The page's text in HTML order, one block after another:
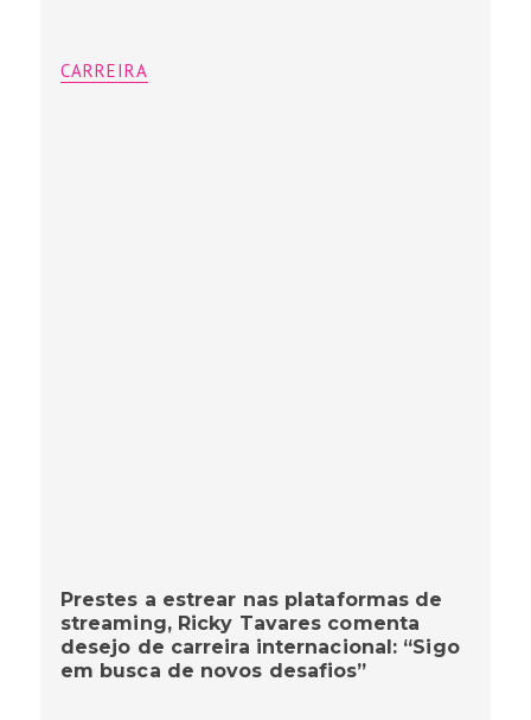
CARREIRA
Prestes a estrear nas plataformas de
streaming, Ricky Tavares comenta
desejo de carreira internacional: “Sigo
em busca de novos desafios”